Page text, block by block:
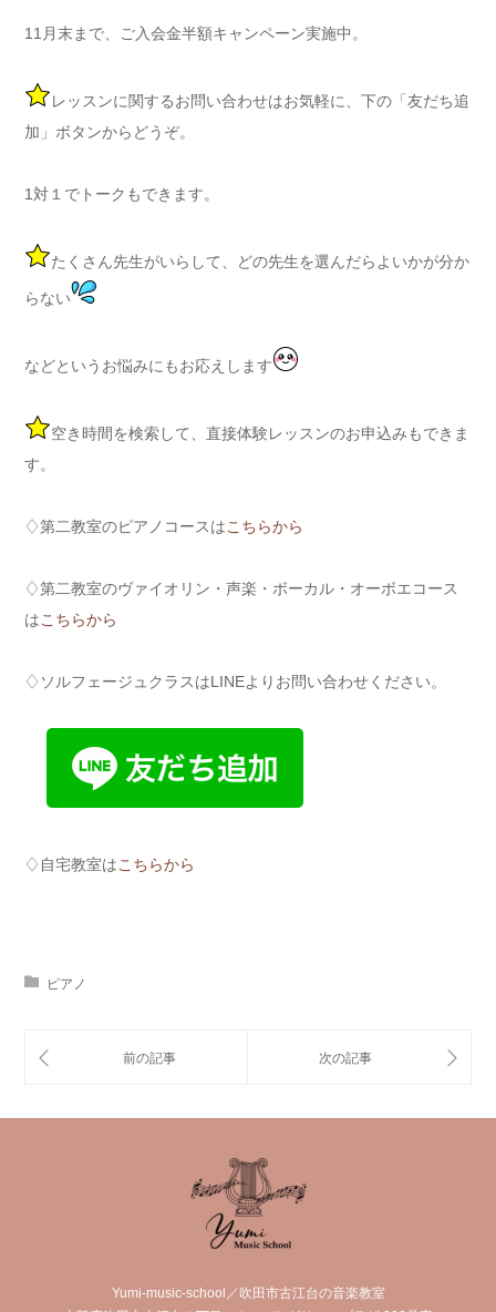
11月末まで、ご入会金半額キャンペーン実施中。
レッスンに関するお問い合わせはお気軽に、下の「友だち追
加」ボタンからどうぞ。
1対１でトークもできます。
たくさん先生がいらして、どの先生を選んだらよいかが分か
らない
などというお悩みにもお応えします
空き時間を検索して、直接体験レッスンのお申込みもできま
す。
♢第二教室のピアノコースはこちらから
♢第二教室のヴァイオリン・声楽・ボーカル・オーボエコース
はこちらから
♢ソルフェージュクラスはLINEよりお問い合わせください。
♢自宅教室はこちらから
ピアノ
Yumi-music-school／吹田市古江台の音楽教室